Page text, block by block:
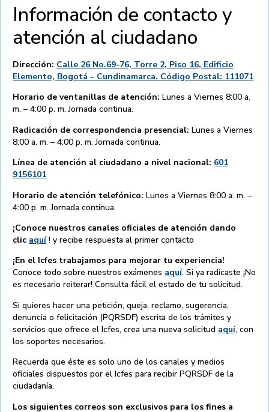
Información de contacto y
atención al ciudadano
Dirección: Calle 26 No.69-76, Torre 2, Piso 16, Edificio
Elemento, Bogotá – Cundinamarca. Código Postal: 111071
Horario de ventanillas de atención: Lunes a Viernes 8:00 a.
m. – 4:00 p. m. Jornada continua.
Radicación de correspondencia presencial: Lunes a Viernes
8:00 a. m. – 4:00 p. m. Jornada continua.
Línea de atención al ciudadano a nivel nacional: 601
9156101
Horario de atención telefónico: Lunes a Viernes 8:00 a. m. –
4:00 p. m. Jornada continua.
¡Conoce nuestros canales oficiales de atención dando
clic aquí! y recibe respuesta al primer contacto
¡En el Icfes trabajamos para mejorar tu experiencia!
Conoce todo sobre nuestros exámenes aquí. Si ya radicaste ¡No
es necesario reiterar! Consulta fácil el estado de tu solicitud.
Si quieres hacer una petición, queja, reclamo, sugerencia,
denuncia o felicitación (PQRSDF) escrita de los trámites y
servicios que ofrece el Icfes, crea una nueva solicitud aquí, con
los soportes necesarios.
Recuerda que éste es solo uno de los canales y medios
oficiales dispuestos por el Icfes para recibir PQRSDF de la
ciudadanía.
Los siguientes correos son exclusivos para los fines a